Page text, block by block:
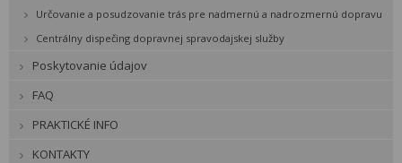
Určovanie a posudzovanie trás pre nadmernú a nadrozmernú dopravu
Centrálny dispečing dopravnej spravodajskej služby
Poskytovanie údajov
FAQ
PRAKTICKÉ INFO
KONTAKTY